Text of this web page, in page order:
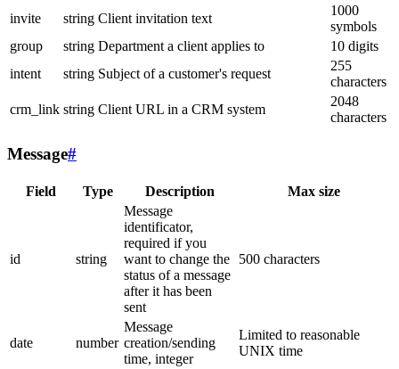
invite
string Client invitation text
1000
symbols
group
string Department a client applies to
10 digits
intent
string Subject of a customer's request
255
characters
crm_link string Client URL in a CRM system
2048
characters
Message#
Field Type Description Max size
id string
Message
identificator,
required if you
want to change the
status of a message
after it has been
sent
500 characters
date number
Message
creation/sending
time, integer
Limited to reasonable
UNIX time